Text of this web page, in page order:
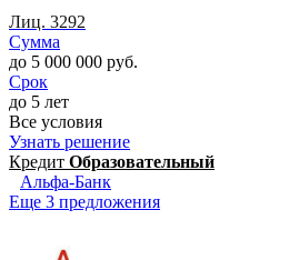
Лиц. 3292
Сумма
до 5 000 000 руб.
Срок
до 5 лет
Все условия
Узнать решение
Кредит Образовательный
Альфа-Банк
Еще 3 предложения